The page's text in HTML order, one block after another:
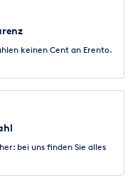
keinen Cent an Erento.
bei uns finden Sie alles